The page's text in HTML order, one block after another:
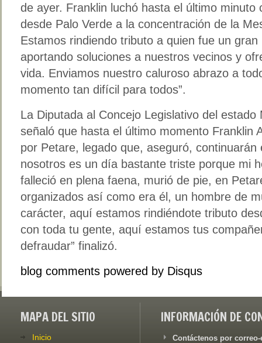
de ayer. Franklin luchó hasta el último minuto
desde Palo Verde a la concentración de la
Estamos rindiendo tributo a quien fue un
aportando soluciones a nuestros vecinos y
vida. Enviamos nuestro caluroso abrazo a
momento tan difícil para todos”.
La Diputada al Concejo Legislativo del
señaló que hasta el último momento Franklin
por Petare, legado que, aseguró, continuarán
nosotros es un día bastante triste porque mi
falleció en plena faena, murió de pie, en
organizados así como era él, un hombre de
carácter, aquí estamos rindiéndote tributo
con toda tu gente, aquí estamos tus
defraudar” finalizó.
blog comments powered by Disqus
MAPA DEL SITIO
Inicio
INFORMACIÓN DE
Contáctenos por